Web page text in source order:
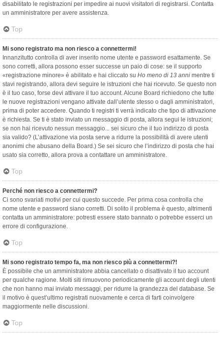
disabilitato le registrazioni per impedire ai nuovi visitatori di registrarsi. Contatta
un amministratore per avere assistenza.
Top
Mi sono registrato ma non riesco a connettermi!
Innanzitutto controlla di aver inserito nome utente e password esattamente. Se
sono corretti, allora possono esser successe un paio di cose: se il supporto
«registrazione minore» è abilitato e hai cliccato su Ho meno di 13 anni mentre ti
stavi registrando, allora devi seguire le istruzioni che hai ricevuto. Se questo non
è il tuo caso, forse devi attivare il tuo account. Alcune Board richiedono che tutte
le nuove registrazioni vengano attivate dall’utente stesso o dagli amministratori,
prima di poter accedere. Quando ti registri ti verrà indicato che tipo di attivazione
è richiesta. Se ti è stato inviato un messaggio di posta, allora segui le istruzioni;
se non hai ricevuto nessun messaggio... sei sicuro che il tuo indirizzo di posta
sia valido? (L’attivazione via posta serve a ridurre la possibilità di avere utenti
anonimi che abusano della Board.) Se sei sicuro che l’indirizzo di posta che hai
usato sia corretto, allora prova a contattare un amministratore.
Top
Perché non riesco a connettermi?
Ci sono svariati motivi per cui questo succede. Per prima cosa controlla che
nome utente e password siano corretti. Di solito il problema è questo, altrimenti
contatta un amministratore: potresti essere stato bannato o potrebbe esserci un
errore di configurazione.
Top
Mi sono registrato tempo fa, ma non riesco più a connettermi?!
È possibile che un amministratore abbia cancellato o disattivato il tuo account
per qualche ragione. Molti siti rimuovono periodicamente gli account degli utenti
che non hanno mai inviato messaggi, per ridurre la grandezza del database. Se
il motivo è quest’ultimo registrati nuovamente e cerca di farti coinvolgere
maggiormente nelle discussioni.
Top